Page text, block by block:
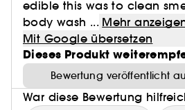
edible this was to clean
body wash ... Mehr
Mit Google übersetzen
Dieses Produkt
Bewertung veröffentlicht
War diese Bewertung